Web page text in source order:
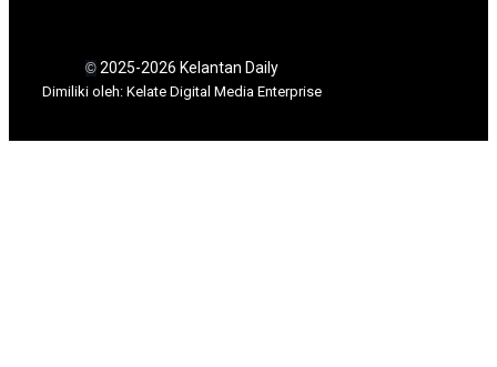
©2025-2026 Kelantan Daily
Dimiliki oleh: Kelate Digital Media Enterprise